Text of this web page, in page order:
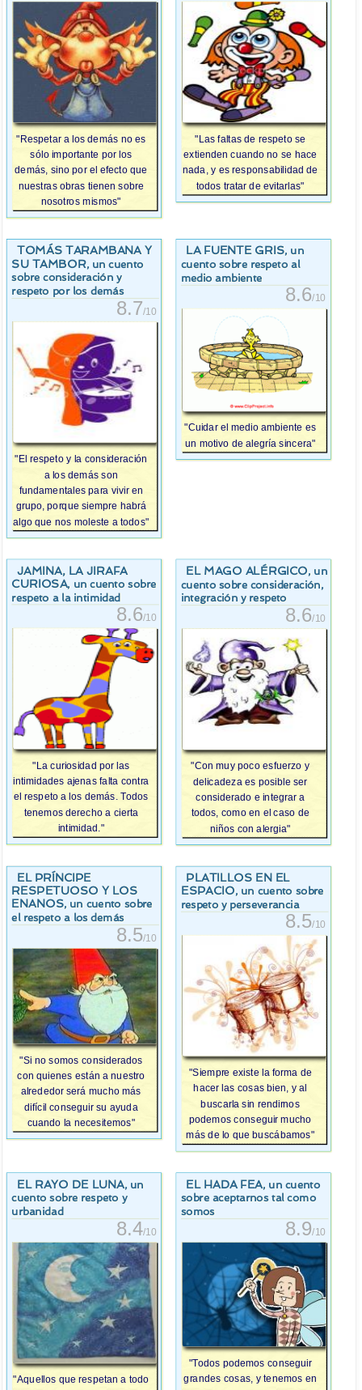
"Respetar a los demás no es
sólo importante por los
demás, sino por el efecto que
nuestras obras tienen sobre
nosotros mismos"
"Las faltas de respeto se
extienden cuando no se hace
nada, y es responsabilidad de
todos tratar de evitarlas"
TOMÁS TARAMBANA Y
SU TAMBOR, un cuento
sobre consideración y
respeto por los demás
8.7/10
"El respeto y la consideración
a los demás son
fundamentales para vivir en
grupo, porque siempre habrá
algo que nos moleste a todos"
LA FUENTE GRIS, un
cuento sobre respeto al
medio ambiente
8.6/10
"Cuidar el medio ambiente es
un motivo de alegría sincera"
JAMINA, LA JIRAFA
CURIOSA, un cuento sobre
respeto a la intimidad
8.6/10
"La curiosidad por las
intimidades ajenas falta contra
el respeto a los demás. Todos
tenemos derecho a cierta
intimidad."
EL MAGO ALÉRGICO, un
cuento sobre consideración,
integración y respeto
8.6/10
"Con muy poco esfuerzo y
delicadeza es posible ser
considerado e integrar a
todos, como en el caso de
niños con alergia"
EL PRÍNCIPE
RESPETUOSO Y LOS
ENANOS, un cuento sobre
el respeto a los demás
8.5/10
"Si no somos considerados
con quienes están a nuestro
alrededor será mucho más
difícil conseguir su ayuda
cuando la necesitemos"
PLATILLOS EN EL
ESPACIO, un cuento sobre
respeto y perseverancia
8.5/10
"Siempre existe la forma de
hacer las cosas bien, y al
buscarla sin rendirnos
podemos conseguir mucho
más de lo que buscábamos"
EL RAYO DE LUNA, un
cuento sobre respeto y
urbanidad
8.4/10
"Aquellos que respetan a todo
EL HADA FEA, un cuento
sobre aceptarnos tal como
somos
8.9/10
"Todos podemos conseguir
grandes cosas, y tenemos en